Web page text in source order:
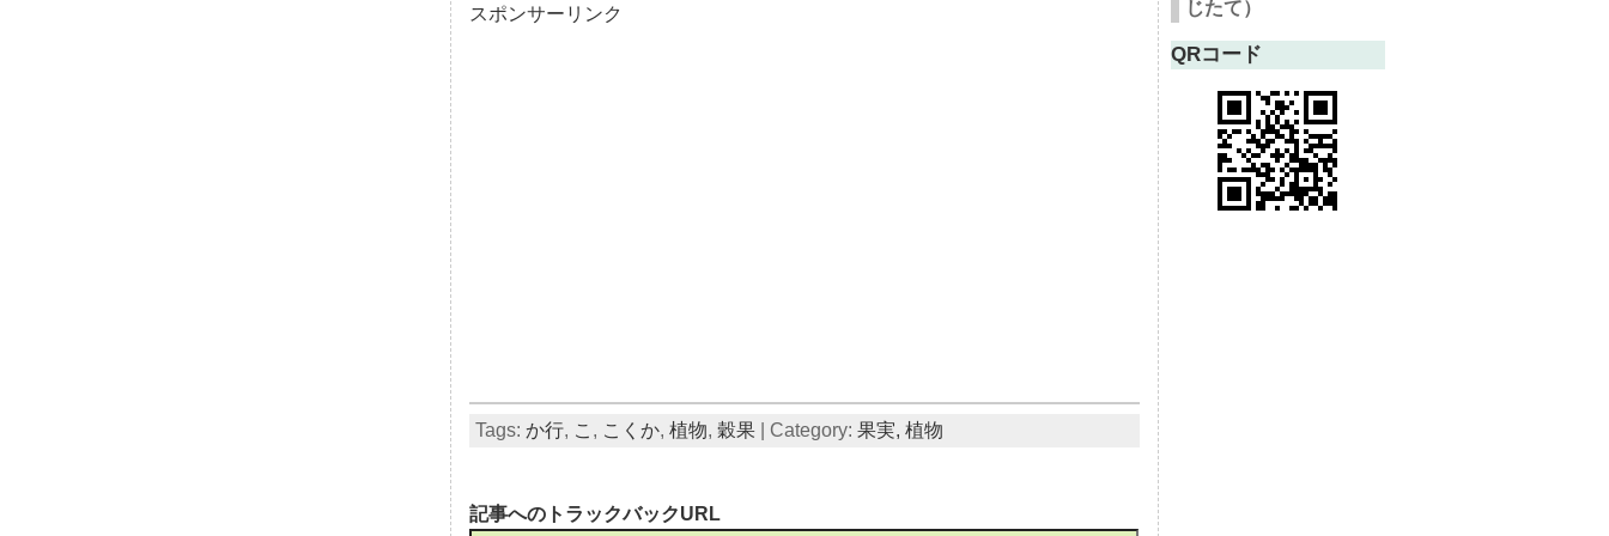
スポンサーリンク
Tags: か行, こ , こくか, 植物, 穀果 | Category: 果実, 植物
記事へのトラックバックURL
じたて）
QRコード